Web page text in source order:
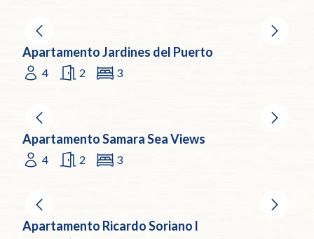
Apartamento Jardines del Puerto
4 2 3
Apartamento Samara Sea Views
4 2 3
Apartamento Ricardo Soriano l